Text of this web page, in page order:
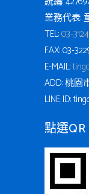
業務代表:
TEL:03-
FAX: 03-
E-MAIL:
ADD: 桃園
LINE ID:
點選QR